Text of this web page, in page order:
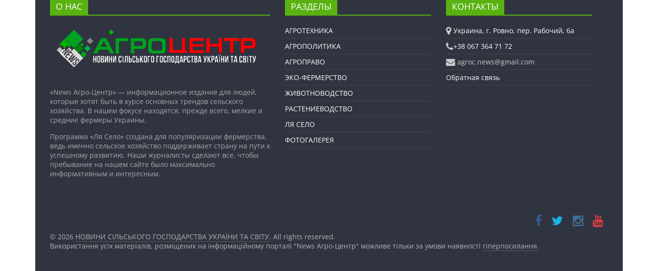
О НАС
«News Агро-Центр» — информационное издание для людей,
которые хотят быть в курсе основных трендов сельского
хозяйства. В нашем фокусе находятся, прежде всего, мелкие и
средние фермеры Украины.
Программа «Ля Село» создана для популяризации фермерства,
ведь именно сельское хозяйство поддерживает страну на пути к
успешному развитию. Наши журналисты сделают все, чтобы
пребывание на нашем сайте было максимально
информативным и интересным.
РАЗДЕЛЫ
АГРОТЕХНИКА
АГРОПОЛИТИКА
АГРОПРАВО
ЭКО-ФЕРМЕРСТВО
ЖИВОТНОВОДСТВО
РАСТЕНИЕВОДСТВО
ЛЯ СЕЛО
ФОТОГАЛЕРЕЯ
КОНТАКТЫ
Украина, г. Ровно, пер. Рабочий, 6а
+38 067 364 71 72
agroc.news@gmail.com
Обратная связь
© 2026 НОВИНИ СІЛЬСЬКОГО ГОСПОДАРСТВА УКРАЇНИ ТА СВІТУ. All rights reserved.
Використання усіх матеріалів, розміщених на інформаційному порталі "News Агро-Центр" можливе тільки за умови наявності гіперпосилання.